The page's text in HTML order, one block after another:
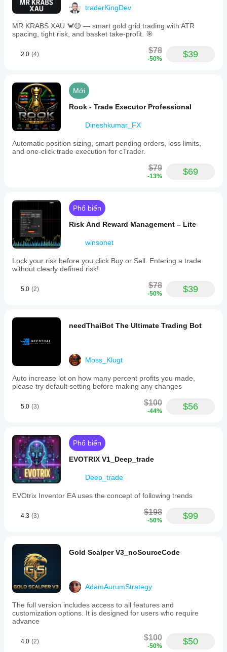
Loại tài khoản: Hedging
Đòn bẩy:
1:500
Biểu tượng: XAUUSD, khung thời gian M5
2. Kết quả có thể khác nhau giữa các nhà môi giới khi
traderKingDev
MR KRABS XAU 🦀🟡 — smart gold grid trading with ATR
spacing, tight risk, and basket take-profit. 🎯
2.0 (4) $78
-50% $39
Mới
Rook - Trade Executor Professional
Dineshkumar_FX
Automatic position sizing, smart pending orders, loss limits,
and one-click trade execution for cTrader.
$79
-13% $69
Phổ biến
Risk And Reward Management – Lite
winsonet
Lock your risk before you click Buy or Sell. Entering a trade
without clearly defined risk!
5.0 (2) $78
-50% $39
needThaiBot The Ultimate Trading Bot
Moss_Klugt
Auto increase lot on how many percent profits you made,
please try default setting before making any changes
5.0 (3) $100
-44% $56
Phổ biến
EVOTRIX V1_Deep_trade
Deep_trade
EVOtrix Inventor EA uses the concept of following trends
4.3 (3) $198
-50% $99
Gold Scalper V3_noSourceCode
AdamAurumStrategy
The full version includes access to all features and
customization options. It is designed for users who require
advance
4.0 (2) $100
-50% $50